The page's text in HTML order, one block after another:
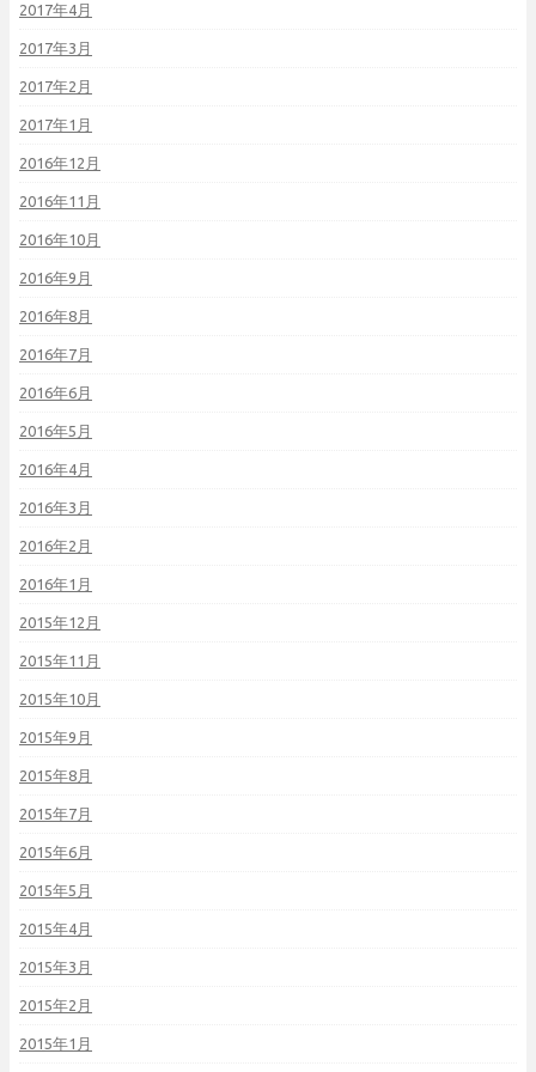
2017年4月
2017年3月
2017年2月
2017年1月
2016年12月
2016年11月
2016年10月
2016年9月
2016年8月
2016年7月
2016年6月
2016年5月
2016年4月
2016年3月
2016年2月
2016年1月
2015年12月
2015年11月
2015年10月
2015年9月
2015年8月
2015年7月
2015年6月
2015年5月
2015年4月
2015年3月
2015年2月
2015年1月